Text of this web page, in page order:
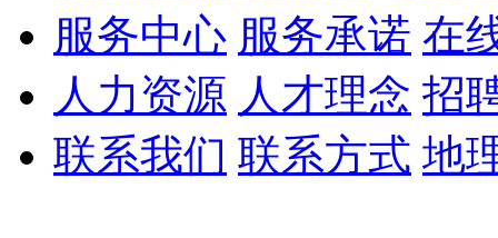
服务中心 服务承诺 在
人力资源 人才理念 招
联系我们 联系方式 地